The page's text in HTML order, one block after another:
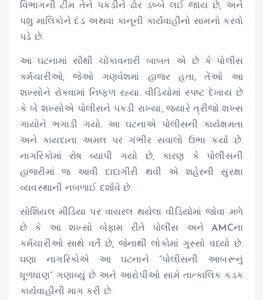
વિભાગની ટીમ તેને પકડીને ઢોર ડબ્બે લઈ જાય છે, અને
પશુ માલિકોને દંડ અથવા કાનૂની કાર્યવાહીનો સામનો કરવો
પડે છે.
આ ઘટનામાં સૌથી ચોંકાવનારી બાબત એ છે કે પોલીસ
કર્મચારીઓ, જેઓ ગણવેશમાં હાજર હતા, તેઓ આ
શખ્સોને રોકવામાં નિષ્ફળ રહ્યા. વીડિયોમાં સ્પષ્ટ દેખાય છે
કે બે શખ્સોએ પોલીસને પકડી રાખ્યા, જ્યારે ત્રીજો શખ્સ
ગાયોને ભગાડી ગયો. આ ઘટનાએ પોલીસની કાર્યક્ષમતા
અને કાયદાના અમલ પર ગંભીર સવાલો ઉભા કર્યા છે.
નાગરિકોમાં રોષ વ્યાપી ગયો છે, કારણ કે પોલીસની
હાજરીમાં જ આવી દાદાગીરી થવી એ શહેરની સુરક્ષા
વ્યવસ્થાની નબળાઈ દર્શાવે છે.
સોશિયલ મીડિયા પર વાયરલ થયેલા વીડિયોમાં જોવા મળે
છે કે આ શખ્સો બેફામ રીતે પોલીસ અને AMCના
કર્મચારીઓ સાથે વર્તે છે, જેનાથી લોકોમાં ગુસ્સો વધ્યો છે.
ઘણા નાગરિકોએ આ ઘટનાને “પોલીસની આબરૂનું
ધૂળધાણ” ગણાવ્યું છે અને આરોપીઓ સામે તાત્કાલિક કડક
કાર્યવાહીની માગ કરી છે.